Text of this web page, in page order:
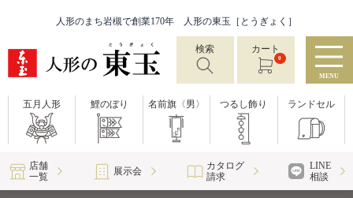
人形のまち岩槻で創業170年 人形の東玉［とうぎょく］
検索 カート
0
MENU
五月人形 鯉のぼり 名前旗〈男〉 つるし飾り ランドセル
店舗
一覧
展示会
カタログ
請求
LINE
相談